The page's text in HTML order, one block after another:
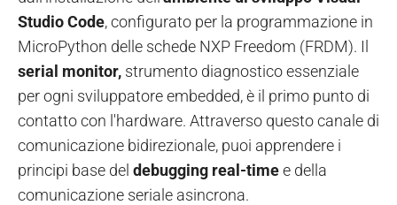
Studio Code, configurato per la programmazione in
MicroPython delle schede NXP Freedom (FRDM). Il
serial monitor, strumento diagnostico essenziale
per ogni sviluppatore embedded, è il primo punto di
contatto con l'hardware. Attraverso questo canale di
comunicazione bidirezionale, puoi apprendere i
principi base del debugging real-timee della
comunicazione seriale asincrona.